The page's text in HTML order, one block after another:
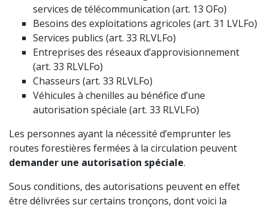
services de télécommunication (art. 13 OFo)
Besoins des exploitations agricoles (art. 31 LVLFo)
Services publics (art. 33 RLVLFo)
Entreprises des réseaux d’approvisionnement
(art. 33 RLVLFo)
Chasseurs (art. 33 RLVLFo)
Véhicules à chenilles au bénéfice d’une
autorisation spéciale (art. 33 RLVLFo)
Les personnes ayant la nécessité d’emprunter les
routes forestières fermées à la circulation peuvent
demander une autorisation spéciale.
Sous conditions, des autorisations peuvent en effet
être délivrées sur certains tronçons, dont voici la